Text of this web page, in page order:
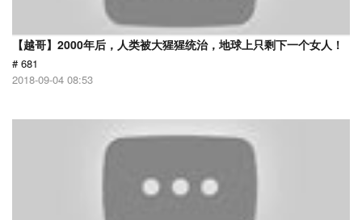
【越哥】2000年后，人类被大猩猩统治，地球上只剩下一个女人！
# 681
2018-09-04 08:53